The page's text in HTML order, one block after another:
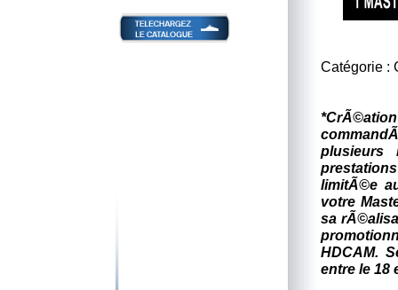
Catégorie :
plusieurs
limitÃ©e
votre
sa
HDCAM.
entre le 18